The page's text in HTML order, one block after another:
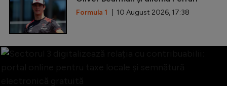
Formula 1 | 10 August 2026, 17:38